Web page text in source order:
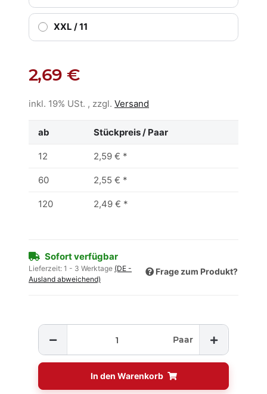
XXL / 11
2,69 €
inkl. 19% USt. , zzgl. Versand
ab Stückpreis / Paar
12 2,59 € *
60 2,55 € *
120 2,49 € *
Sofort verfügbar
Lieferzeit: 1 - 3 Werktage (DE -
Ausland abweichend)
Frage zum Produkt?
Paar
In den Warenkorb